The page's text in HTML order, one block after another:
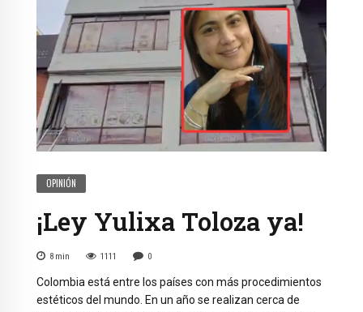
OPINIÓN
¡Ley Yulixa Toloza ya!
8 min 1111 0
Colombia está entre los países con más procedimientos
estéticos del mundo. En un año se realizan cerca de